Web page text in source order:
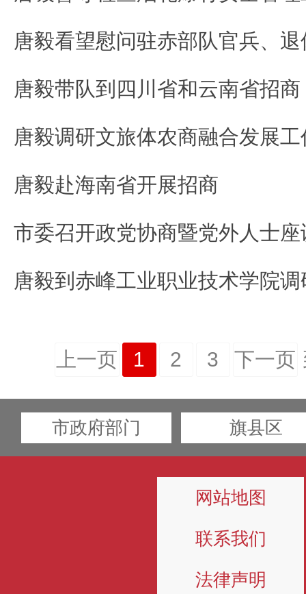
唐毅带队到四川省和云南省招商
唐毅赴海南省开展招商
上一页 1 2 3 下一页
市政府部门 旗县区
网站地图
联系我们
法律声明